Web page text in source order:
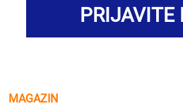
PRIJAVITE
MAGAZIN